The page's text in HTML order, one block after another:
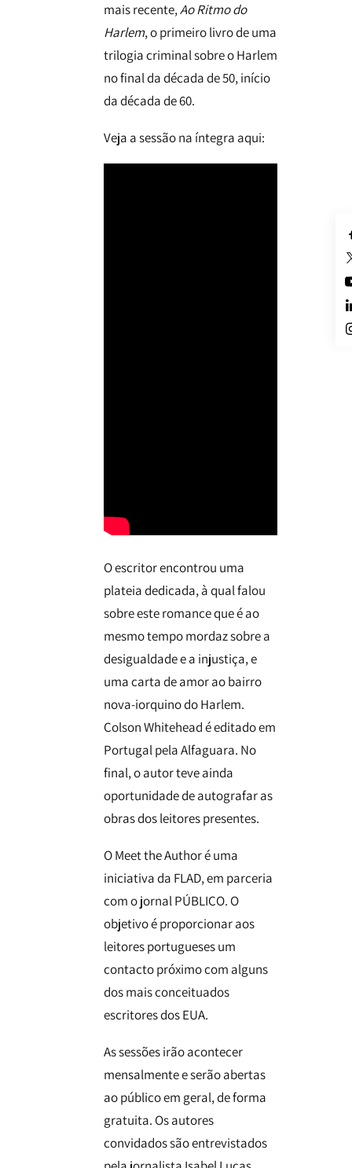
mais recente,Ao Ritmo do
Harlem, o primeiro livro de uma
trilogia criminal sobre o Harlem
no final da década de 50, início
da década de 60.
Veja a sessão na íntegra aqui:
O escritor encontrou uma
plateia dedicada, à qual falou
sobre este romance que é ao
mesmo tempo mordaz sobre a
desigualdade e a injustiça, e
uma carta de amor ao bairro
nova-iorquino do Harlem.
Colson Whitehead é editado em
Portugal pela Alfaguara. No
final, o autor teve ainda
oportunidade de autografar as
obras dos leitores presentes.
O Meet the Author é uma
iniciativa da FLAD, em parceria
com o jornal PÚBLICO. O
objetivo é proporcionar aos
leitores portugueses um
contacto próximo com alguns
dos mais conceituados
escritores dos EUA.
As sessões irão acontecer
mensalmente e serão abertas
ao público em geral, de forma
gratuita. Os autores
convidados são entrevistados